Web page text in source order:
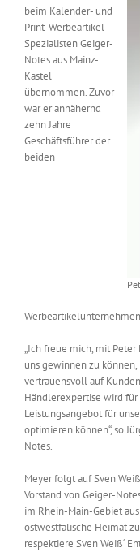
Messen & Events
Unternehmen
Interviews
Suche
beim Kalender- und
Print-Werbeartikel-
Spezialisten Geiger-
Notes aus Mainz-
Kastel
übernommen. Zuvor
war er annähernd
zehn Jahre
Geschäftsführer der
beiden
„Ich freue mich, mit
uns gewinnen zu
vertrauensvoll auf
Händlerexpertise wird für
Leistungsangebot für
optimieren können“, so
Notes.
Meyer folgt auf Sven
Vorstand von Geiger-
im Rhein-Main-Gebiet
ostwestfälische Heimat
respektiere Sven Weiß‘